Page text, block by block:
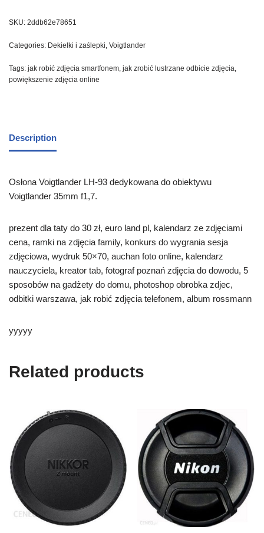
SKU: 2ddb62e78651
Categories: Dekielki i zaślepki, Voigtlander
Tags: jak robić zdjęcia smartfonem, jak zrobić lustrzane odbicie zdjęcia,
powiększenie zdjęcia online
Description
Osłona Voigtlander LH-93 dedykowana do obiektywu
Voigtlander 35mm f1,7.
prezent dla taty do 30 zł, euro land pl, kalendarz ze zdjęciami
cena, ramki na zdjęcia family, konkurs do wygrania sesja
zdjęciowa, wydruk 50×70, auchan foto online, kalendarz
nauczyciela, kreator tab, fotograf poznań zdjęcia do dowodu, 5
sposobów na gadżety do domu, photoshop obrobka zdjec,
odbitki warszawa, jak robić zdjęcia telefonem, album rossmann
yyyyy
Related products